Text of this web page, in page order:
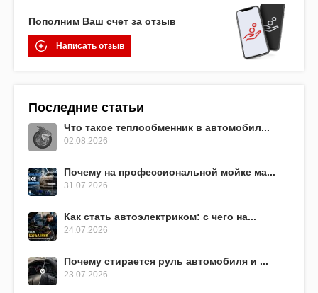
Пополним Ваш счет за отзыв
Написать отзыв
Последние статьи
Что такое теплообменник в автомобил...
02.08.2026
Почему на профессиональной мойке ма...
31.07.2026
Как стать автоэлектриком: с чего на...
24.07.2026
Почему стирается руль автомобиля и ...
23.07.2026